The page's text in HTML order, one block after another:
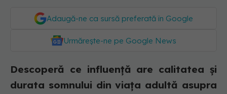
Adaugă-ne ca sursă preferată în Google
Urmărește-ne pe Google News
Descoperă ce influență are calitatea și
durata somnului din viața adultă asupra